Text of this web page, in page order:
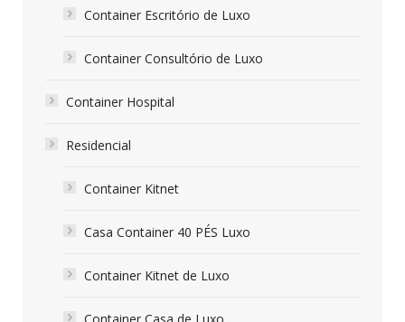
Container Escritório de Luxo
Container Consultório de Luxo
Container Hospital
Residencial
Container Kitnet
Casa Container 40 PÉS Luxo
Container Kitnet de Luxo